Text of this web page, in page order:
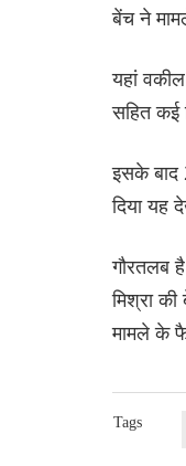
बेंच ने
यहां
सहित कई
इसके बाद
दिया यह
गौरतलब
मिश्रा
मामले के
Tags